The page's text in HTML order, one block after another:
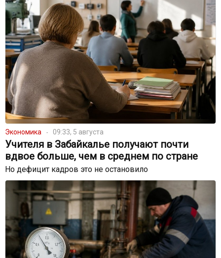
Экономика 09:33, 5 августа
Учителя в Забайкалье получают почти
вдвое больше, чем в среднем по стране
Но дефицит кадров это не остановило